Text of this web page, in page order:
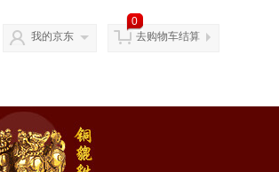
我的京东
0
去购物车结算